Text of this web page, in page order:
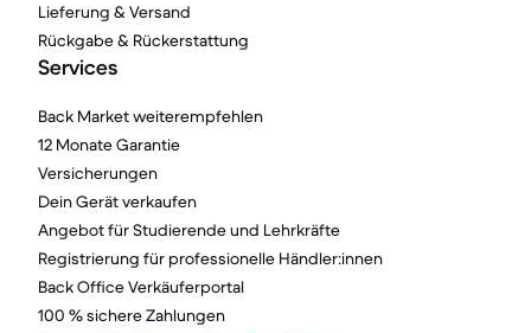
Lieferung & Versand
Rückgabe & Rückerstattung
Services
Back Market weiterempfehlen
12 Monate Garantie
Versicherungen
Dein Gerät verkaufen
Angebot für Studierende und Lehrkräfte
Registrierung für professionelle Händler:innen
Back Office Verkäuferportal
100 % sichere Zahlungen